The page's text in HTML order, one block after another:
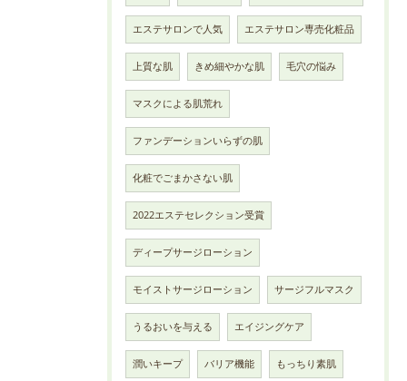
エステサロンで人気 エステサロン専売化粧品
上質な肌 きめ細やかな肌 毛穴の悩み
マスクによる肌荒れ
ファンデーションいらずの肌
化粧でごまかさない肌
2022エステセレクション受賞
ディープサージローション
モイストサージローション サージフルマスク
うるおいを与える エイジングケア
潤いキープ バリア機能 もっちり素肌